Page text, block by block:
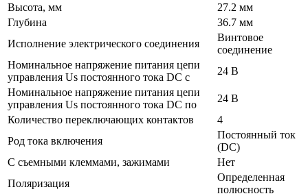
Высота, мм
27.2 мм
Глубина
36.7 мм
Исполнение электрического соединения
Винтовое
соединение
Номинальное напряжение питания цепи
управления Us постоянного тока DC с
24 В
Номинальное напряжение питания цепи
управления Us постоянного тока DC по
24 В
Количество переключающих контактов
4
Род тока включения
Постоянный ток
(DC)
С съемными клеммами, зажимами
Нет
Поляризация
Определенная
полюсность